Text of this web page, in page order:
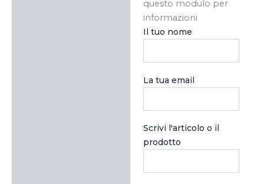
questo modulo per
informazioni
Il tuo nome
La tua email
Scrivi l'articolo o il
prodotto